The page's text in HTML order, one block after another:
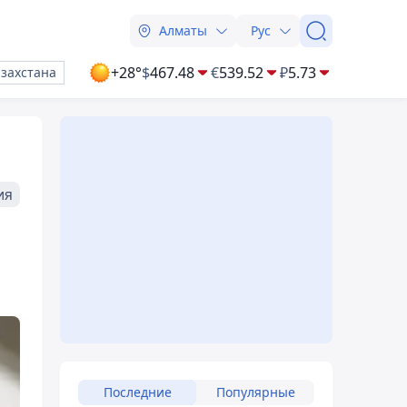
Алматы Рус
+28°$467.48 €539.52 ₽5.73
Последние Популярные